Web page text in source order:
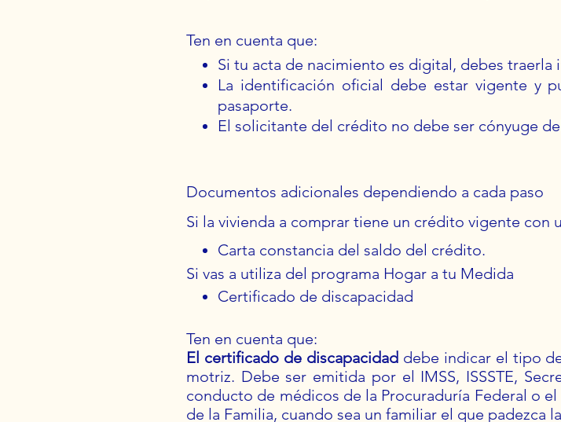
Ten en cuenta que:
Si tu acta de nacimiento es digital, debes traerla
La identificación oficial debe estar vigente y
pasaporte.
El solicitante del crédito no debe ser cónyuge
Documentos adicionales dependiendo a cada paso
Si la vivienda a comprar tiene un crédito vigente con
Carta constancia del saldo del crédito.
Si vas a utiliza del programa Hogar a tu Medida
Certificado de discapacidad
Ten en cuenta que:
El certificado de discapacidaddebe indicar el tipo
motriz. Debe ser emitida por el IMSS, ISSSTE,
conducto de médicos de la Procuraduría Federal o
de la Familia, cuando sea un familiar el que padezca